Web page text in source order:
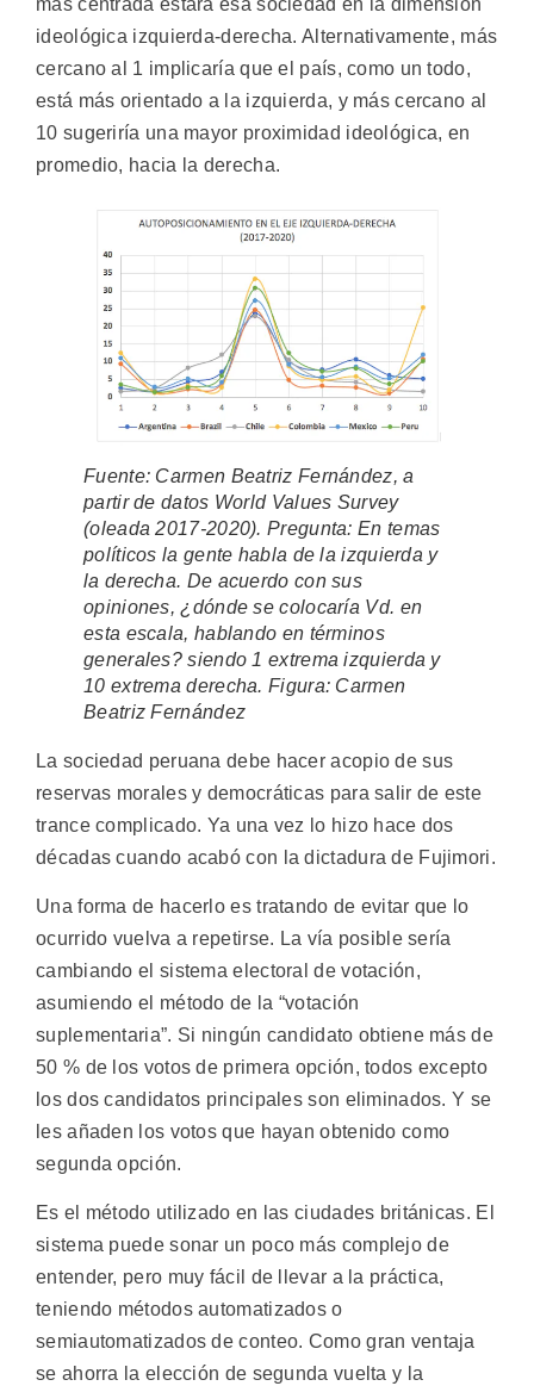
más centrada estará esa sociedad en la dimensión
ideológica izquierda-derecha. Alternativamente, más
cercano al 1 implicaría que el país, como un todo,
está más orientado a la izquierda, y más cercano al
10 sugeriría una mayor proximidad ideológica, en
promedio, hacia la derecha.
Fuente: Carmen Beatriz Fernández, a
partir de datos World Values Survey
(oleada 2017-2020). Pregunta: En temas
políticos la gente habla de la izquierda y
la derecha. De acuerdo con sus
opiniones, ¿dónde se colocaría Vd. en
esta escala, hablando en términos
generales? siendo 1 extrema izquierda y
10 extrema derecha. Figura: Carmen
Beatriz Fernández
La sociedad peruana debe hacer acopio de sus
reservas morales y democráticas para salir de este
trance complicado. Ya una vez lo hizo hace dos
décadas cuando acabó con la dictadura de Fujimori.
Una forma de hacerlo es tratando de evitar que lo
ocurrido vuelva a repetirse. La vía posible sería
cambiando el sistema electoral de votación,
asumiendo el método de la “votación
suplementaria”. Si ningún candidato obtiene más de
50 % de los votos de primera opción, todos excepto
los dos candidatos principales son eliminados. Y se
les añaden los votos que hayan obtenido como
segunda opción.
Es el método utilizado en las ciudades británicas. El
sistema puede sonar un poco más complejo de
entender, pero muy fácil de llevar a la práctica,
teniendo métodos automatizados o
semiautomatizados de conteo. Como gran ventaja
se ahorra la elección de segunda vuelta y la